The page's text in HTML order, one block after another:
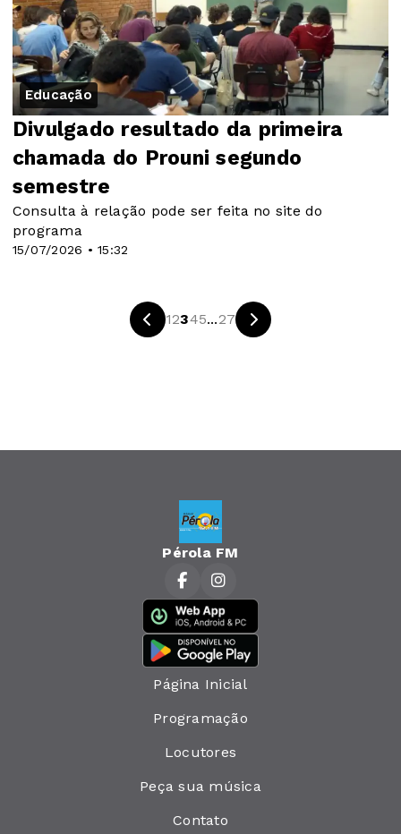
Educação
15/07/2026 • 15:32
Divulgado resultado da primeira
chamada do Prouni segundo
semestre
Consulta à relação pode ser feita no site do
programa
12345...27
Pérola FM
Página Inicial
Programação
Locutores
Peça sua música
Contato